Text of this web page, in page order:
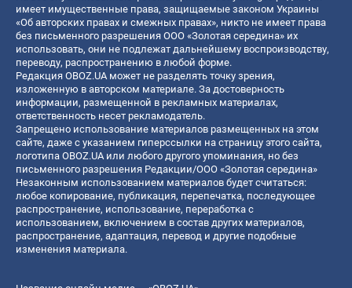
имеет имущественные права, защищаемые законом Украины
«Об авторских правах и смежных правах», никто не имеет права
без письменного разрешения ООО «Золотая середина» их
использовать, они не подлежат дальнейшему воспроизводству,
переводу, распространению в любой форме.
Редакция OBOZ.UA может не разделять точку зрения,
изложенную в авторском материале. За достоверность
информации, размещенной в рекламных материалах,
ответственность несет рекламодатель.
Запрещено использование материалов размещенных на этом
сайте, даже с указанием гиперссылки на страницу этого сайта,
логотипа OBOZ.UA или любого другого упоминания, но без
письменного разрешения Редакции/ООО «Золотая середина»
Незаконным использованием материалов будет считаться:
любое копирование, публикация, перепечатка, последующее
распространение, использование, переработка с
использованием, включением в состав других материалов,
распространение, адаптация, перевод и другие подобные
изменения материала.